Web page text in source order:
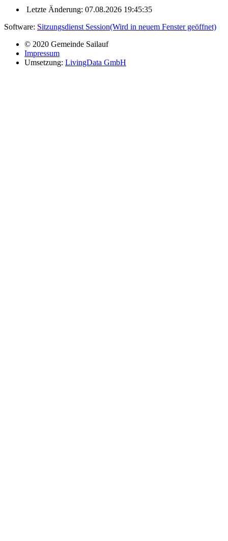
Letzte Änderung: 07.08.2026 19:45:35
Software: Sitzungsdienst Session(Wird in neuem Fenster geöffnet)
© 2020 Gemeinde Sailauf
Impressum
Umsetzung: LivingData GmbH